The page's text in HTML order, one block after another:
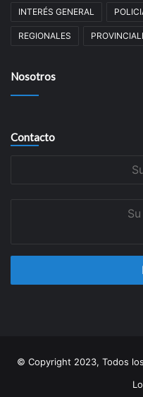
INTERÉS GENERAL
REGIONALES
Nosotros
Contacto
© Copyright 2023, Todos